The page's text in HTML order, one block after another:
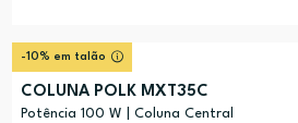
-10% em talão
COLUNA POLK MXT35C
Potência 100 W | Coluna Central